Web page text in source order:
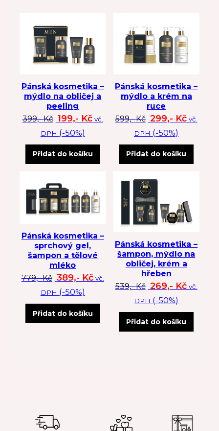
Pánská kosmetika –
mýdlo na obličej a
peeling
399,-Kč Původní cena byla: 399 Kč.
199,- KčAktuální cena je: 199 Kč.
vč.
DPH (-50%)
Přidat do košíku
Pánská kosmetika –
mýdlo a krém na
ruce
599,-Kč Původní cena
299,- Kčvč.
DPH (-50%)
Přidat do košíku
Pánská kosmetika –
sprchový gel,
šampon a tělové
mléko
779,-Kč Původní cena byla: 779 Kč.
389,- KčAktuální cena je: 389 Kč.
vč.
DPH (-50%)
Přidat do košíku
Pánská kosmetika –
šampon, mýdlo na
obličej, krém a
hřeben
539,-Kč Původní cena
269,- Kčvč.
DPH (-50%)
Přidat do košíku